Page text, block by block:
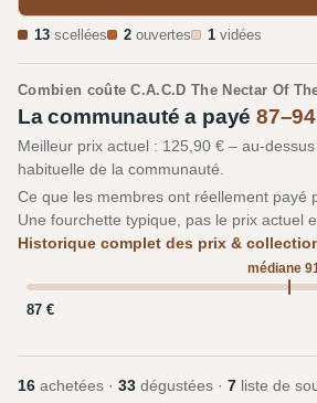
13 scellées 2 ouvertes 1 vidées
Combien coûte C.A.C.D The Nectar Of
La communauté a payé
Meilleur prix actuel : 125,90 € – au-
habituelle de la communauté.
Ce que les membres ont réellement payé
Une fourchette typique, pas le prix actuel
Historique complet des prix &
médiane
87 €
16 achetées · 33 dégustées · 7 liste de